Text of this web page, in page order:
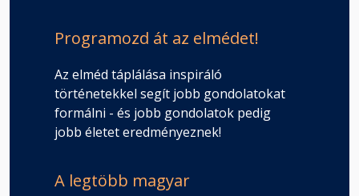
Programozd át az elmédet!
Az elméd táplálása inspiráló
történetekkel segít jobb gondolatokat
formálni - és jobb gondolatok pedig
jobb életet eredményeznek!
A legtöbb magyar